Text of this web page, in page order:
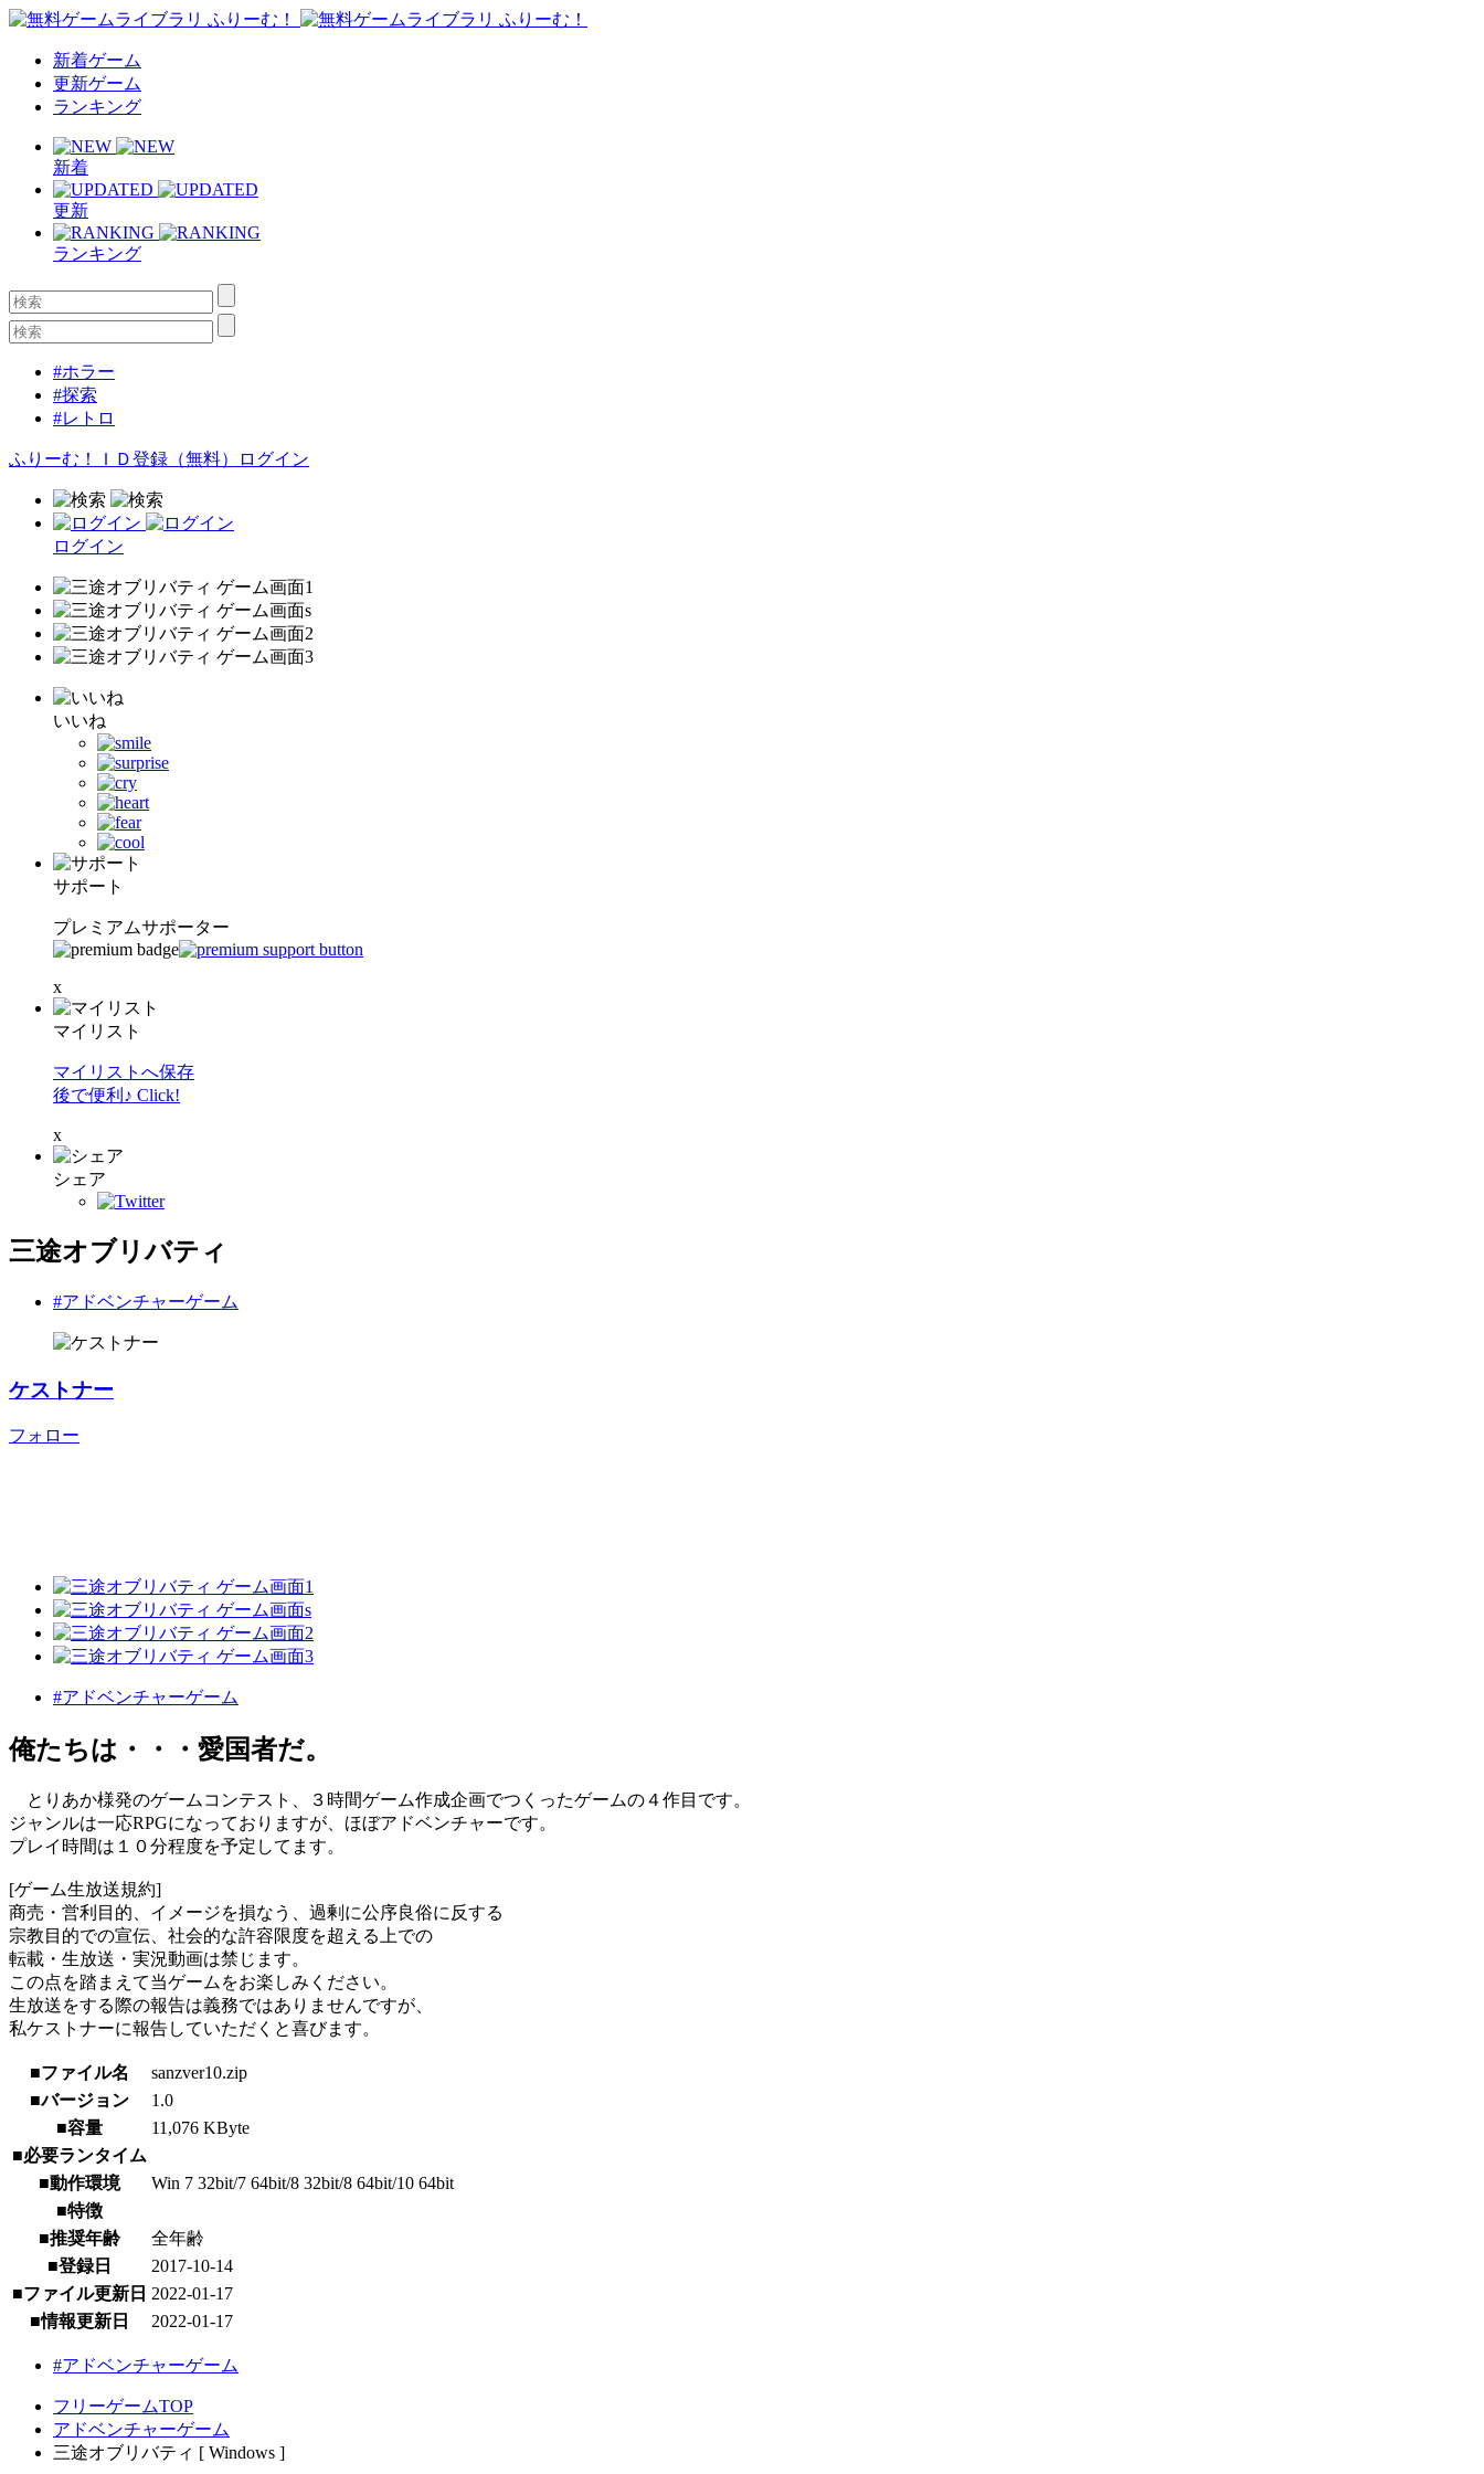
新着ゲーム
更新ゲーム
ランキング
新着
更新
ランキング
#ホラー
#探索
#レトロ
ふりーむ！ＩＤ登録（無料） ログイン
ログイン
いいね
サポート
プレミアムサポーター
x
マイリスト
マイリストへ保存
後で便利♪ Click!
x
シェア
三途オブリバティ
#アドベンチャーゲーム
ケストナー
フォロー
#アドベンチャーゲーム
俺たちは・・・愛国者だ。
とりあか様発のゲームコンテスト、３時間ゲーム作成企画でつくったゲームの４作目です。
ジャンルは一応RPGになっておりますが、ほぼアドベンチャーです。
プレイ時間は１０分程度を予定してます。
[ゲーム生放送規約]
商売・営利目的、イメージを損なう、過剰に公序良俗に反する
宗教目的での宣伝、社会的な許容限度を超える上での
転載・生放送・実況動画は禁じます。
この点を踏まえて当ゲームをお楽しみください。
生放送をする際の報告は義務ではありませんですが、
私ケストナーに報告していただくと喜びます。
■ファイル名
sanzver10.zip
■バージョン
1.0
■容量
11,076 KByte
■必要ランタイム
■動作環境
Win 7 32bit/7 64bit/8 32bit/8 64bit/10 64bit
■特徴
■推奨年齢
全年齢
■登録日
2017-10-14
■ファイル更新日 2022-01-17
■情報更新日
2022-01-17
#アドベンチャーゲーム
フリーゲームTOP
アドベンチャーゲーム
三途オブリバティ [ Windows ]